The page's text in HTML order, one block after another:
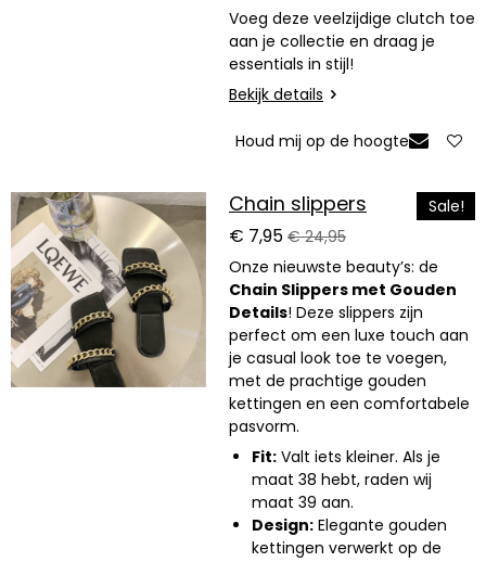
Voeg deze veelzijdige clutch toe
aan je collectie en draag je
essentials in stijl!
Bekijk details
Houd mij op de hoogte
Sale!
Chain slippers
€ 7,95 € 24,95
Onze nieuwste beauty’s: de
Chain Slippers met Gouden
Details! Deze slippers zijn
perfect om een luxe touch aan
je casual look toe te voegen,
met de prachtige gouden
kettingen en een comfortabele
pasvorm.
Fit: Valt iets kleiner. Als je
maat 38 hebt, raden wij
maat 39 aan.
Design: Elegante gouden
kettingen verwerkt op de